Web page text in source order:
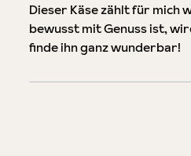
Dieser Käse zählt für mich
bewusst mit Genuss ist,
finde ihn ganz wunderbar!